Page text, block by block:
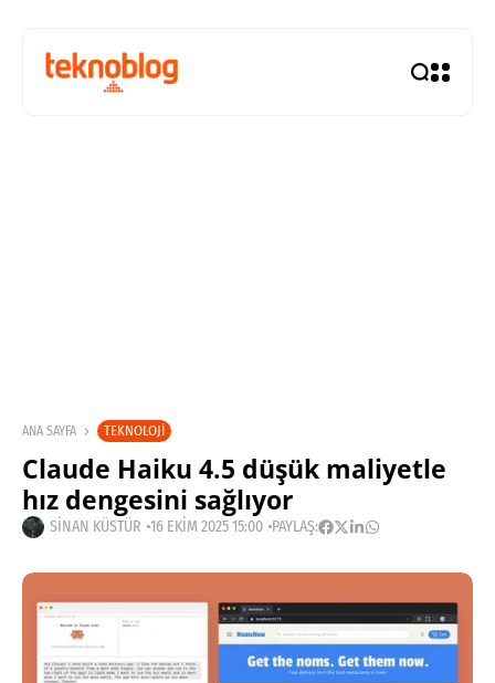
ANA SAYFA TEKNOLOJI
Claude Haiku 4.5 düşük maliyetle
hız dengesini sağlıyor
SINAN KÜSTÜR 16 EKIM 2025 15:00 PAYLAŞ: